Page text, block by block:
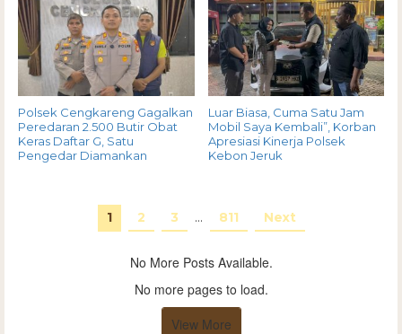
Polsek Cengkareng Gagalkan
Peredaran 2.500 Butir Obat
Keras Daftar G, Satu
Pengedar Diamankan
Luar Biasa, Cuma Satu Jam
Mobil Saya Kembali”, Korban
Apresiasi Kinerja Polsek
Kebon Jeruk
1 2 3 … 811 Next
No More Posts Available.
No more pages to load.
View More